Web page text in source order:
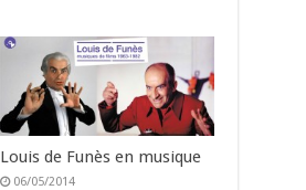
Louis de Funès en musique
06/05/2014